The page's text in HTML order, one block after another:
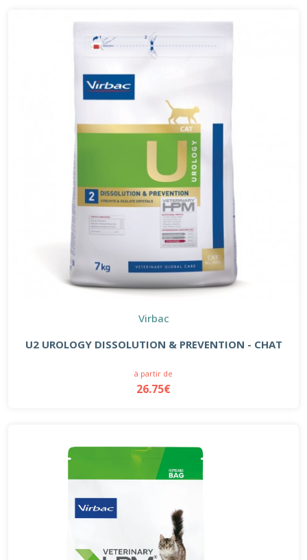
Virbac
U2 UROLOGY DISSOLUTION & PREVENTION - CHAT
à partir de
26.75€